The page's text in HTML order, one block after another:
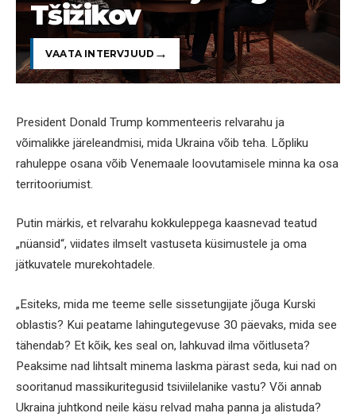
Tšižikov
VAATA INTERVJUUD
President Donald Trump kommenteeris relvarahu ja
võimalikke järeleandmisi, mida Ukraina võib teha. Lõpliku
rahuleppe osana võib Venemaale loovutamisele minna ka osa
territooriumist.
Putin märkis, et relvarahu kokkuleppega kaasnevad teatud
„nüansid“, viidates ilmselt vastuseta küsimustele ja oma
jätkuvatele murekohtadele.
„Esiteks, mida me teeme selle sissetungijate jõuga Kurski
oblastis? Kui peatame lahingutegevuse 30 päevaks, mida see
tähendab? Et kõik, kes seal on, lahkuvad ilma võitluseta?
Peaksime nad lihtsalt minema laskma pärast seda, kui nad on
sooritanud massikuritegusid tsiviilelanike vastu? Või annab
Ukraina juhtkond neile käsu relvad maha panna ja alistuda?